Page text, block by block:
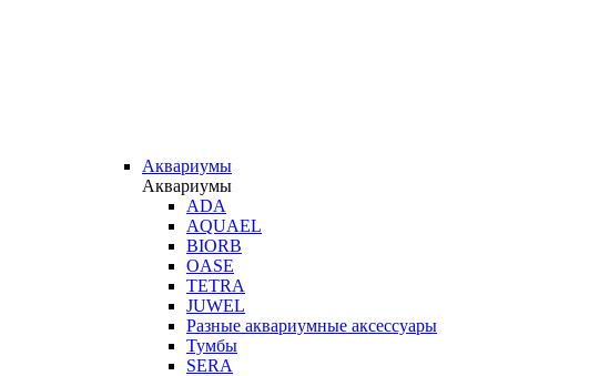
Аквариумы
Аквариумы
ADA
AQUAEL
BIORB
OASE
TETRA
JUWEL
Разные аквариумные аксессуары
Тумбы
SERA